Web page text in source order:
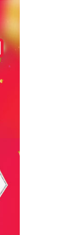
ngoài trời
nhựa
trong phòng